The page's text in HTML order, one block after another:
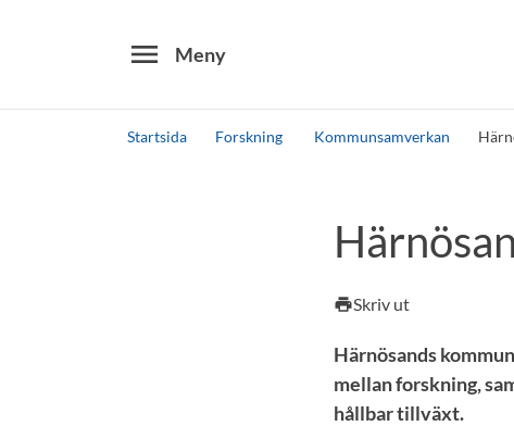
menu Meny
Startsida Forskning Kommunsamverkan
Detta är vår testmiljö - endast testdata
printSkriv ut
Härnösands
mellan forskning,
hållbar tillväxt.